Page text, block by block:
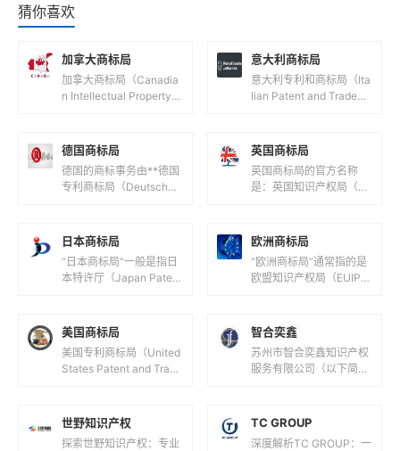
猜你喜欢
加拿大商标局
加拿大商标局（Canadia
n Intellectual Property O
意大利商标局
意大利专利和商标局（Ita
lian Patent and Tradem
德国商标局
德国的商标事务由**德国
专利商标局（Deutsches
英国商标局
英国商标局的官方名称
是：英国知识产权局（U
日本商标局
“日本商标局”一般是指日
本特许厅（Japan Patent
日本国内...
欧洲商标局
“欧洲商标局”通常指的是
欧盟知识产权局（EUIPO,
美国商标局
美国专利商标局（United
States Patent and Trade
智合奕鑫
苏州市智合奕鑫知识产权
服务有限公司（以下简称
知识产权服务为核心的企
世野知识产权
探索世野知识产权：专业
TC GROUP
深度解析TC GROUP：一